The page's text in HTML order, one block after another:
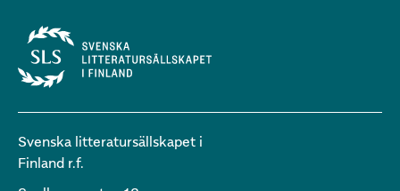
Svenska litteratursällskapet i
Finland r.f.